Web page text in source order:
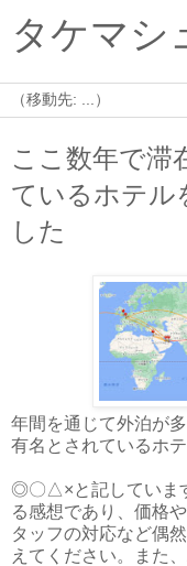
タケマシ
ここ数年で滞
ているホテ
した
年間を通じて外泊が
有名とされているホ
◎〇△×と記していま
る感想であり、価格
タッフの対応など偶
えてください。また